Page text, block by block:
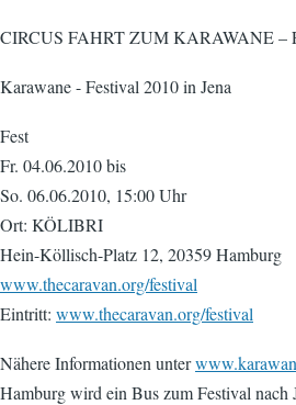
CIRCUS FAHRT ZUM KARAWANE –
Karawane - Festival 2010 in Jena
Fest
Fr. 04.06.2010 bis
So. 06.06.2010, 15:00 Uhr
Ort: KÖLIBRI
Hein-Köllisch-Platz 12, 20359 Hamburg
www.thecaravan.org/festival
Eintritt: www.thecaravan.org/festival
Nähere Informationen unter
Hamburg wird ein Bus zum Festival nach